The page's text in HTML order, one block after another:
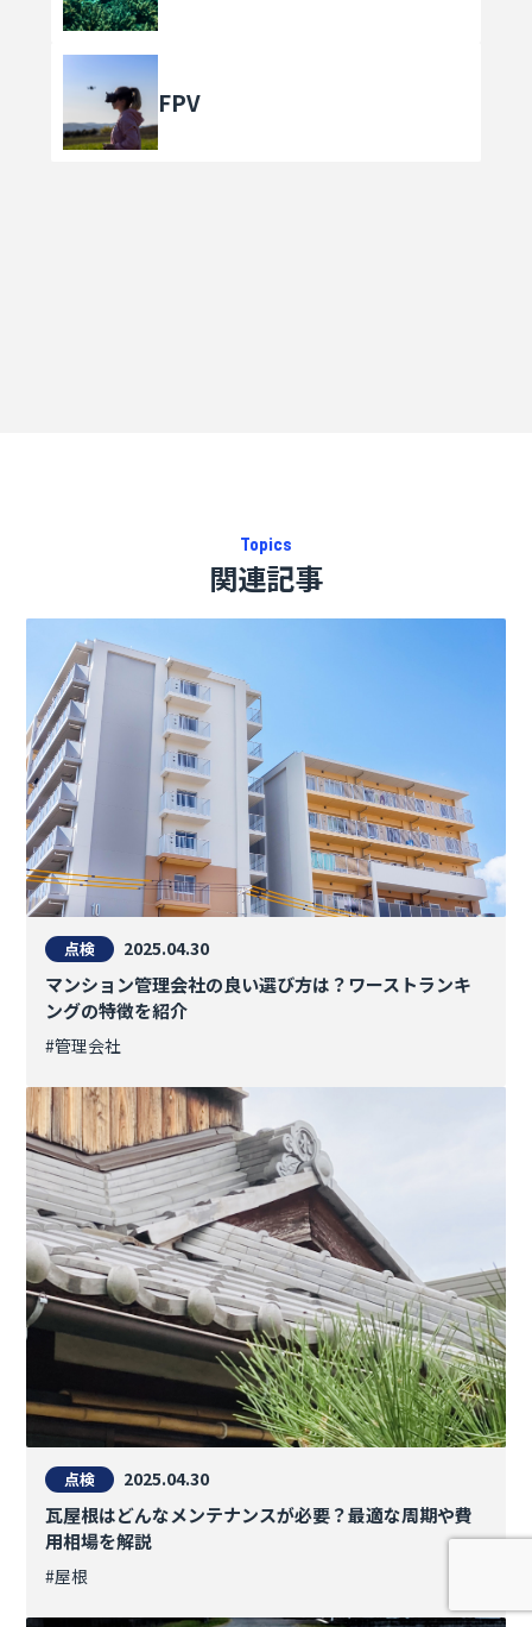
FPV
Topics
関連記事
点検 2025.04.30
マンション管理会社の良い選び方は？ワーストランキ
ングの特徴を紹介
#管理会社
点検 2025.04.30
瓦屋根はどんなメンテナンスが必要？最適な周期や費
用相場を解説
#屋根